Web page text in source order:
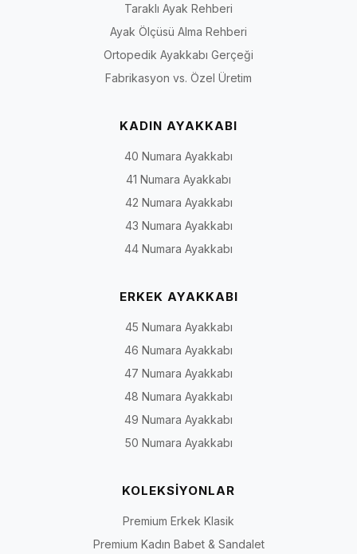
Taraklı Ayak Rehberi
Ayak Ölçüsü Alma Rehberi
Ortopedik Ayakkabı Gerçeği
Fabrikasyon vs. Özel Üretim
KADIN AYAKKABI
40 Numara Ayakkabı
41 Numara Ayakkabı
42 Numara Ayakkabı
43 Numara Ayakkabı
44 Numara Ayakkabı
ERKEK AYAKKABI
45 Numara Ayakkabı
46 Numara Ayakkabı
47 Numara Ayakkabı
48 Numara Ayakkabı
49 Numara Ayakkabı
50 Numara Ayakkabı
KOLEKSİYONLAR
Premium Erkek Klasik
Premium Kadın Babet & Sandalet